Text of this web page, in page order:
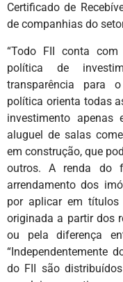
Certificado de
de companhias do
“Todo FII conta
política de
transparência para
política orienta todas
investimento apenas
aluguel de salas
em construção, que
outros. A renda do
arrendamento dos
por aplicar em títulos
originada a partir dos
ou pela diferença
“Independentemente
do FII são